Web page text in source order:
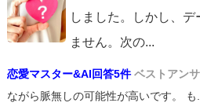
しました。しかし、
ません。次の...
恋愛マスター&AI回答5件 ベストアン
ながら脈無しの可能性が高いです。 も